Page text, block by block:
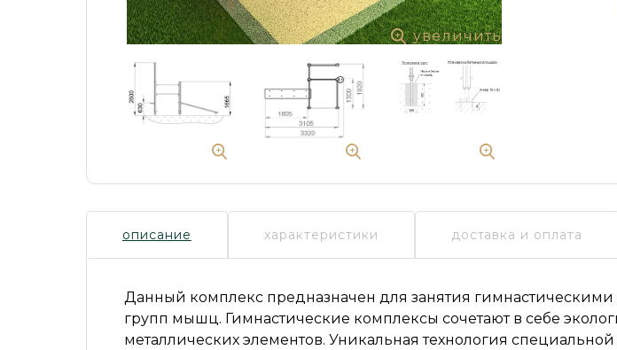
увеличить
описание характеристики доставка и оплата
Данный комплекс предназначен для занятия
групп мышц. Гимнастические комплексы сочетают в себе
металлических элементов. Уникальная технология